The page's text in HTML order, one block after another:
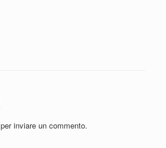
per inviare un commento.